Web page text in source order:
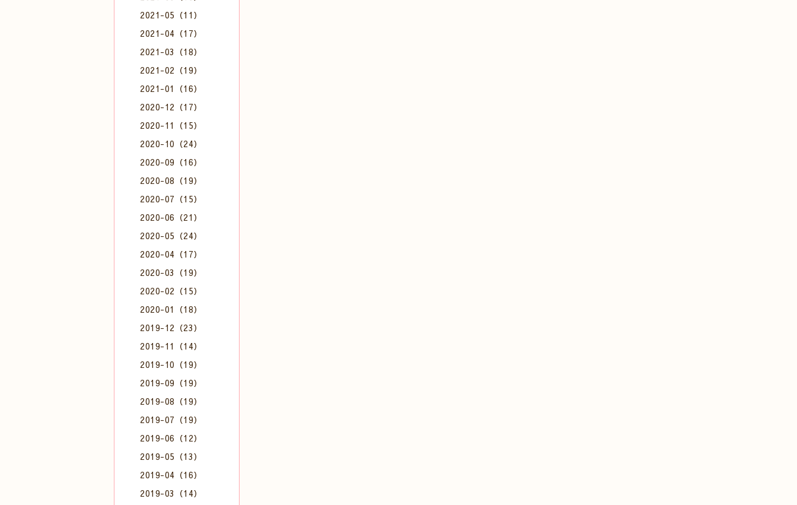
2021-05（11）
2021-04（17）
2021-03（18）
2021-02（19）
2021-01（16）
2020-12（17）
2020-11（15）
2020-10（24）
2020-09（16）
2020-08（19）
2020-07（15）
2020-06（21）
2020-05（24）
2020-04（17）
2020-03（19）
2020-02（15）
2020-01（18）
2019-12（23）
2019-11（14）
2019-10（19）
2019-09（19）
2019-08（19）
2019-07（19）
2019-06（12）
2019-05（13）
2019-04（16）
2019-03（14）